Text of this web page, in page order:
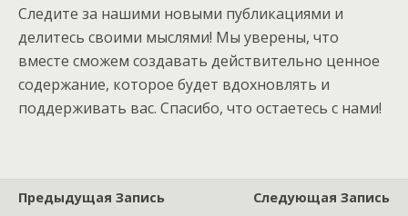
Следите за нашими новыми публикациями и
делитесь своими мыслями! Мы уверены, что
вместе сможем создавать действительно ценное
содержание, которое будет вдохновлять и
поддерживать вас. Спасибо, что остаетесь с нами!
Предыдущая Запись
Следующая Запись